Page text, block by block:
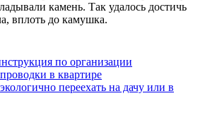
камень. Так удалось достичь
вплоть до камушка.
по организации
в квартире
переехать на дачу или в